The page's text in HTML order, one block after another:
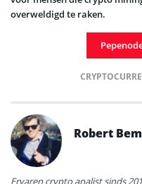
overweldigd te raken.
Robert
Ervaren crypto analist sinds